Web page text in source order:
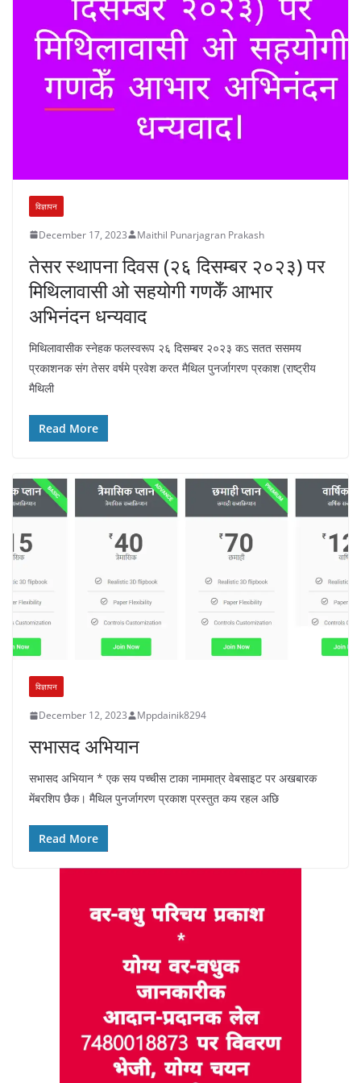
विज्ञापन
December 17, 2023 Maithil Punarjagran Prakash
तेसर स्थापना दिवस (२६ दिसम्बर २०२३) पर
मिथिलावासी ओ सहयोगी गणकेँ आभार
अभिनंदन धन्यवाद
मिथिलावासीक स्नेहक फलस्वरूप २६ दिसम्बर २०२३ कऽ सतत ससमय
प्रकाशनक संग तेसर वर्षमे प्रवेश करत मैथिल पुनर्जागरण प्रकाश (राष्ट्रीय
मैथिली
Read More
विज्ञापन
December 12, 2023 Mppdainik8294
सभासद अभियान
सभासद अभियान * एक सय पच्चीस टाका नाममात्र वेबसाइट पर अखबारक
मेंबरशिप छैक। मैथिल पुनर्जागरण प्रकाश प्रस्तुत कय रहल अछि
Read More